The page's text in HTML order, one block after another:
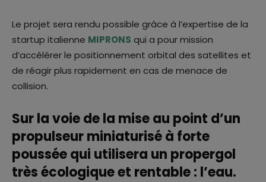
Le projet sera rendu possible grâce à l’expertise de la
startup italienne MIPRONS qui a pour mission
d’accélérer le positionnement orbital des satellites et
de réagir plus rapidement en cas de menace de
collision.
Sur la voie de la mise au point d’un
propulseur miniaturisé à forte
poussée qui utilisera un propergol
très écologique et rentable : l’eau.